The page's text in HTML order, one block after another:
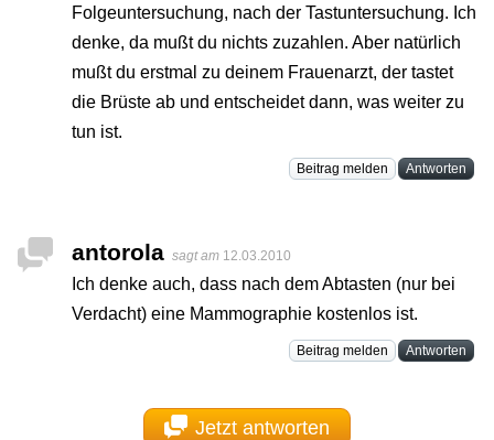
Folgeuntersuchung, nach der Tastuntersuchung. Ich
denke, da mußt du nichts zuzahlen. Aber natürlich
mußt du erstmal zu deinem Frauenarzt, der tastet
die Brüste ab und entscheidet dann, was weiter zu
tun ist.
Beitrag melden Antworten
antorola sagt am 12.03.2010
Ich denke auch, dass nach dem Abtasten (nur bei
Verdacht) eine Mammographie kostenlos ist.
Beitrag melden Antworten
Jetzt antworten